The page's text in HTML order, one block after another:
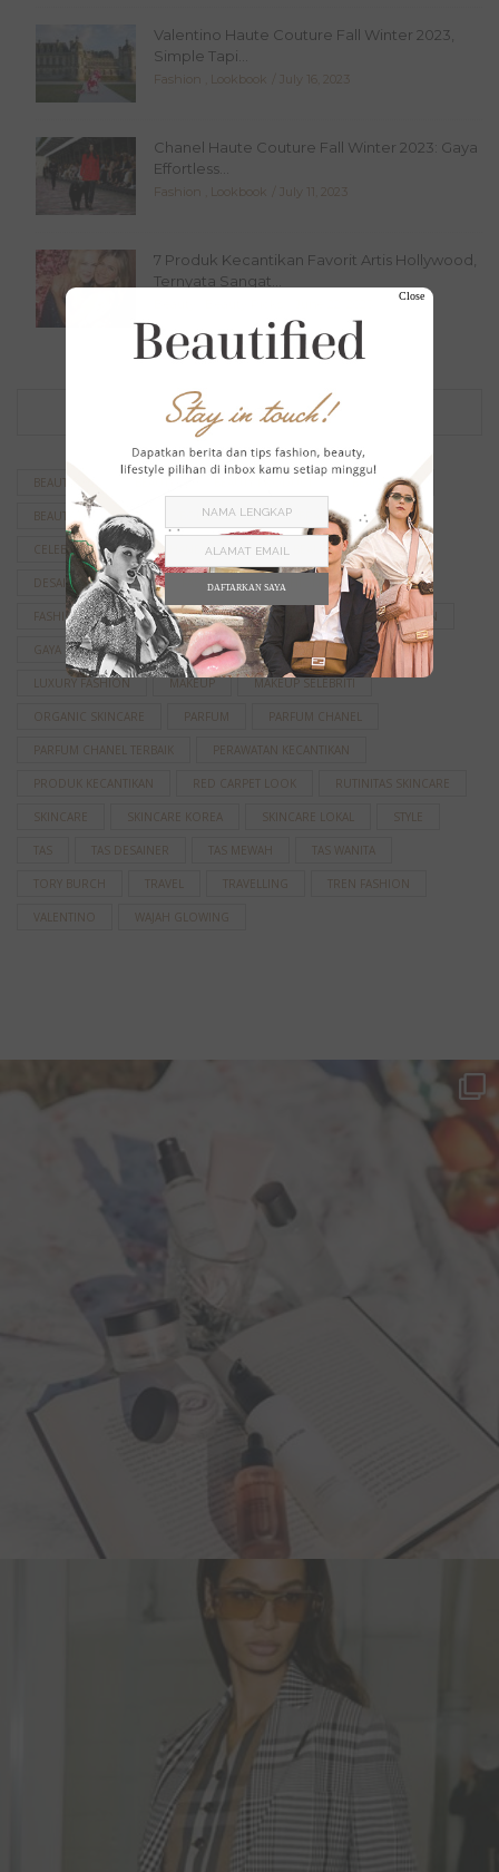
Valentino Haute Couture Fall Winter 2023,
Simple Tapi...
Fashion Lookbook July 16, 2023
Chanel Haute Couture Fall Winter 2023: Gaya
Effortless...
Fashion Lookbook July 11, 2023
7 Produk Kecantikan Favorit Artis Hollywood,
Ternyata Sangat...
TAG
BEAUTIFIED BEAUTY TIPS
BEAUTY TREATMENT BOLD MAKEUP BRAND FASHION
CELEBRITY STYLE CHANEL CHANEL BEAUTY
DESAINER FASHION FASHION FASHION DESIGNER
FASHION SHOW FASHION WEEK GAYA FASHION
GAYA RAMBUT HAIRSTYLE INSPIRASI FASHION
LUXURY FASHION MAKEUP MAKEUP SELEBRITI
ORGANIC SKINCARE PARFUM PARFUM CHANEL
PARFUM CHANEL TERBAIK PERAWATAN KECANTIKAN
PRODUK KECANTIKAN RED CARPET LOOK RUTINITAS SKINCARE
SKINCARE SKINCARE KOREA SKINCARE LOKAL STYLE
TAS TAS DESAINER TAS MEWAH TAS WANITA
TORY BURCH TRAVEL TRAVELLING TREN FASHION
VALENTINO WAJAH GLOWING
Close
DAFTARKAN SAYA